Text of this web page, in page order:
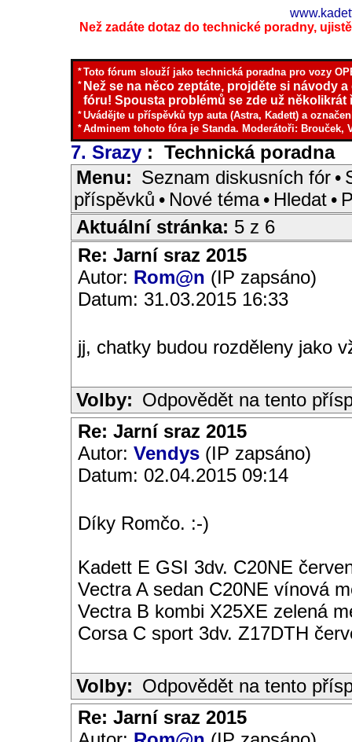
Než zadáte dotaz do technické poradny,
*Toto fórum slouží jako technická poradna pro vozy
* Než se na něco zeptáte, projděte si návody
fóru! Spousta problémů se zde už několikrát
*Uvádějte u příspěvků typ auta (Astra, Kadett) a
*Adminem tohoto fóra je Standa. Moderátoři: Brouček,
7. Srazy : Technická poradna
Menu: Seznam diskusních fór •
příspěvků • Nové téma • Hledat •
Aktuální stránka: 5 z 6
Re: Jarní sraz 2015
Autor: Rom@n (IP zapsáno)
Datum: 31.03.2015 16:33
jj, chatky budou rozděleny jako
Volby: Odpovědět na tento
Re: Jarní sraz 2015
Autor: Vendys (IP zapsáno)
Datum: 02.04.2015 09:14
Díky Romčo. :-)
Kadett E GSI 3dv. C20NE
Vectra A sedan C20NE vínová
Vectra B kombi X25XE zelená
Corsa C sport 3dv. Z17DTH
Volby: Odpovědět na tento
Re: Jarní sraz 2015